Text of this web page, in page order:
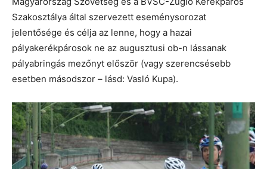
Szakosztálya által szervezett eseménysorozat
jelentősége és célja az lenne, hogy a hazai
pályakerékpárosok ne az augusztusi ob-n lássanak
pályabringás mezőnyt először (vagy szerencsésebb
esetben másodszor – lásd: Vasló Kupa).